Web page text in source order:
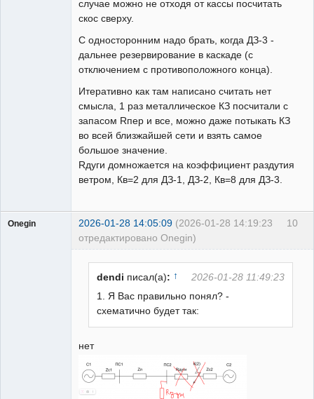
случае можно не отходя от кассы посчитать
скос сверху.
С односторонним надо брать, когда ДЗ-3 -
дальнее резервирование в каскаде (с
отключением с противоположного конца).
Итеративно как там написано считать нет
смысла, 1 раз металлическое КЗ посчитали с
запасом Rпер и все, можно даже потыкать КЗ
во всей близжайшей сети и взять самое
большое значение.
Rдуги домножается на коэффициент раздутия
ветром, Кв=2 для ДЗ-1, ДЗ-2, Кв=8 для ДЗ-3.
10
Onegin 2026-01-28 14:05:09 (2026-01-28 14:19:23
отредактировано Onegin)
dendi писал(а): ↑
2026-01-28 11:49:23
1. Я Вас правильно понял? -
схематично будет так:
нет